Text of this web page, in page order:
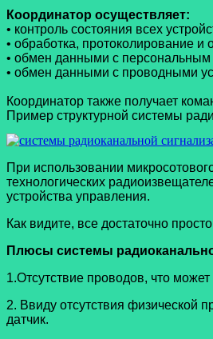
Координатор осуществляет:
• контроль состояния всех
• обработка, протоколирование
• обмен данными с
• обмен данными с проводными
Координатор также получает
Пример структурной системы
При использовании
технологических
устройства управления.
Как видите, все достаточно
Плюсы системы
1.Отсутствие проводов, что
2. Ввиду отсутствия физической
датчик.